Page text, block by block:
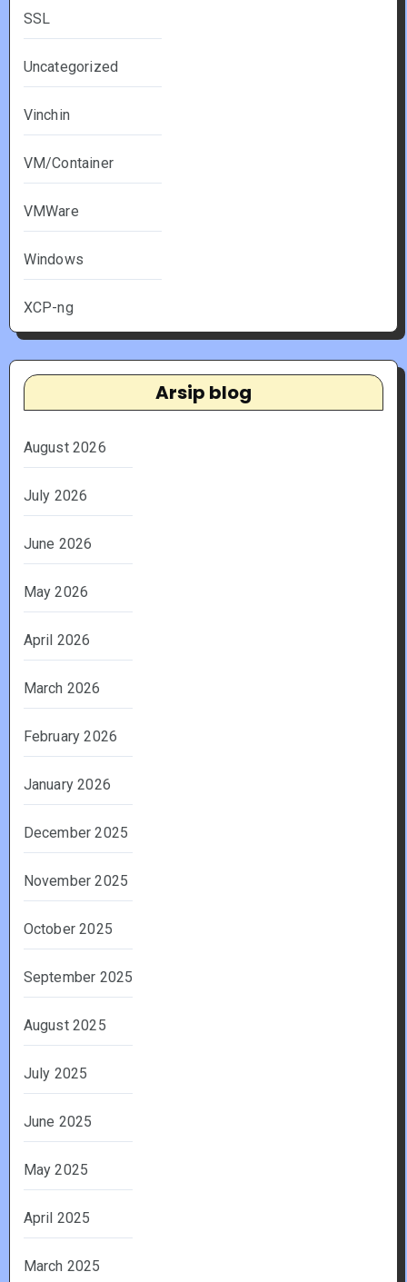
SSL
Uncategorized
Vinchin
VM/Container
VMWare
Windows
XCP-ng
Arsip blog
August 2026
July 2026
June 2026
May 2026
April 2026
March 2026
February 2026
January 2026
December 2025
November 2025
October 2025
September 2025
August 2025
July 2025
June 2025
May 2025
April 2025
March 2025